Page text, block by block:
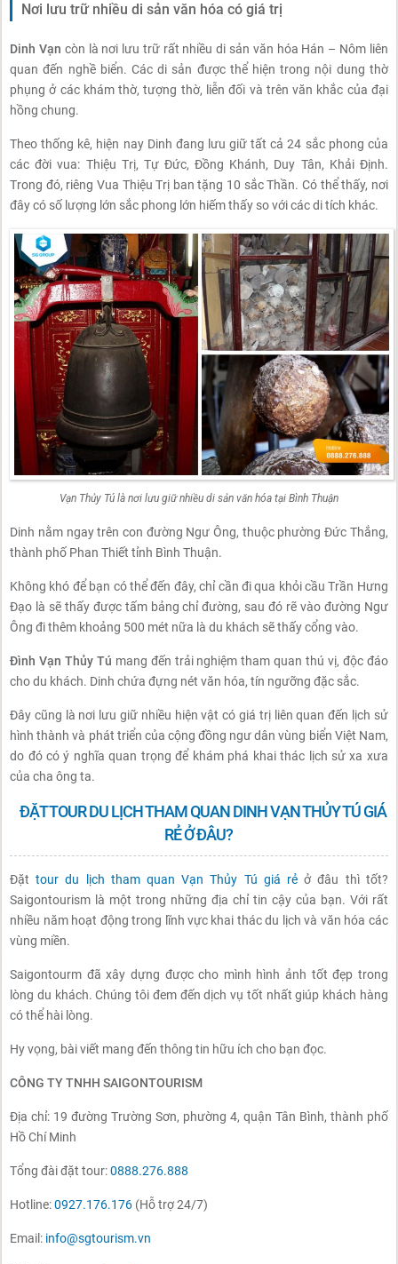
Nơi lưu trữ nhiều di sản văn hóa có giá trị
Dinh Vạn còn là nơi lưu trữ rất nhiều di sản văn hóa Hán – Nôm liên
quan đến nghề biển. Các di sản được thể hiện trong nội dung thờ
phụng ở các khám thờ, tượng thờ, liễn đối và trên văn khắc của đại
hồng chung.
Theo thống kê, hiện nay Dinh đang lưu giữ tất cả 24 sắc phong của
các đời vua: Thiệu Trị, Tự Đức, Đồng Khánh, Duy Tân, Khải Định.
Trong đó, riêng Vua Thiệu Trị ban tặng 10 sắc Thần. Có thể thấy, nơi
đây có số lượng lớn sắc phong lớn hiếm thấy so với các di tích khác.
Vạn Thủy Tú là nơi lưu giữ nhiều di sản văn hóa tại Bình Thuận
Dinh nằm ngay trên con đường Ngư Ông, thuộc phường Đức Thắng,
thành phố Phan Thiết tỉnh Bình Thuận.
Không khó để bạn có thể đến đây, chỉ cần đi qua khỏi cầu Trần Hưng
Đạo là sẽ thấy được tấm bảng chỉ đường, sau đó rẽ vào đường Ngư
Ông đi thêm khoảng 500 mét nữa là du khách sẽ thấy cổng vào.
Đình Vạn Thủy Tú mang đến trải nghiệm tham quan thú vị, độc đáo
cho du khách. Dinh chứa đựng nét văn hóa, tín ngưỡng đặc sắc.
Đây cũng là nơi lưu giữ nhiều hiện vật có giá trị liên quan đến lịch sử
hình thành và phát triển của cộng đồng ngư dân vùng biển Việt Nam,
do đó có ý nghĩa quan trọng để khám phá khai thác lịch sử xa xưa
của cha ông ta.
ĐẶT TOUR DU LỊCH THAM QUAN DINH VẠN THỦY TÚ GIÁ
RẺ Ở ĐÂU?
Đặttour du lịch tham quan Vạn Thủy Tú giá rẻ ở đâu thì tốt?
Saigontourism là một trong những địa chỉ tin cậy của bạn. Với rất
nhiều năm hoạt động trong lĩnh vực khai thác du lịch và văn hóa các
vùng miền.
Saigontourm đã xây dựng được cho mình hình ảnh tốt đẹp trong
lòng du khách. Chúng tôi đem đến dịch vụ tốt nhất giúp khách hàng
có thể hài lòng.
Hy vọng, bài viết mang đến thông tin hữu ích cho bạn đọc.
CÔNG TY TNHH SAIGONTOURISM
Địa chỉ: 19 đường Trường Sơn, phường 4, quận Tân Bình, thành phố
Hồ Chí Minh
Tổng đài đặt tour:0888.276.888
Hotline:0927.176.176 (Hỗ trợ 24/7)
Email: info@sgtourism.vn